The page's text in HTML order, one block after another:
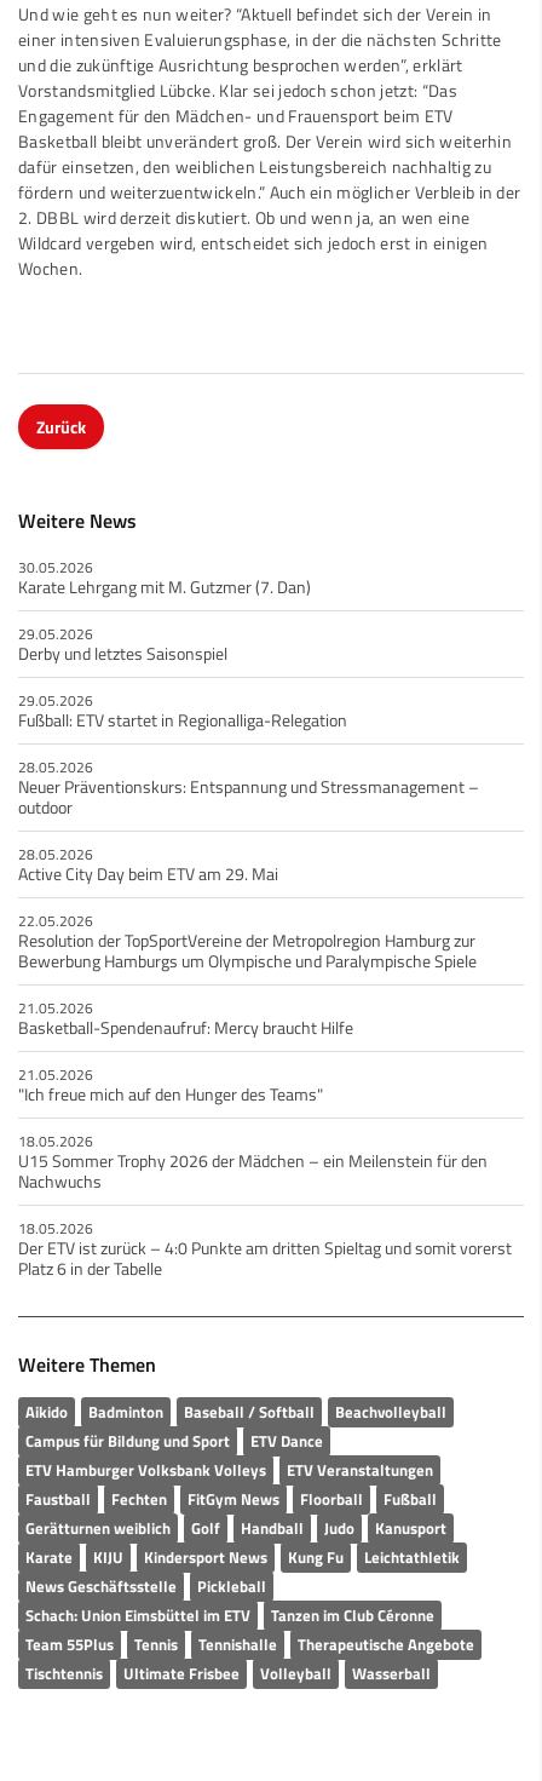
Und wie geht es nun weiter? “Aktuell befindet sich der Verein in
einer intensiven Evaluierungsphase, in der die nächsten Schritte
und die zukünftige Ausrichtung besprochen werden”, erklärt
Vorstandsmitglied Lübcke. Klar sei jedoch schon jetzt: “Das
Engagement für den Mädchen- und Frauensport beim ETV
Basketball bleibt unverändert groß. Der Verein wird sich weiterhin
dafür einsetzen, den weiblichen Leistungsbereich nachhaltig zu
fördern und weiterzuentwickeln.” Auch ein möglicher Verbleib in der
2. DBBL wird derzeit diskutiert. Ob und wenn ja, an wen eine
Wildcard vergeben wird, entscheidet sich jedoch erst in einigen
Wochen.
Zurück
Weitere News
30.05.2026
Karate Lehrgang mit M. Gutzmer (7. Dan)
29.05.2026
Derby und letztes Saisonspiel
29.05.2026
Fußball: ETV startet in Regionalliga-Relegation
28.05.2026
Neuer Präventionskurs: Entspannung und Stressmanagement –
outdoor
28.05.2026
Active City Day beim ETV am 29. Mai
22.05.2026
Resolution der TopSportVereine der Metropolregion Hamburg zur
Bewerbung Hamburgs um Olympische und Paralympische Spiele
21.05.2026
Basketball-Spendenaufruf: Mercy braucht Hilfe
21.05.2026
"Ich freue mich auf den Hunger des Teams"
18.05.2026
U15 Sommer Trophy 2026 der Mädchen – ein Meilenstein für den
Nachwuchs
18.05.2026
Der ETV ist zurück – 4:0 Punkte am dritten Spieltag und somit vorerst
Platz 6 in der Tabelle
Weitere Themen
Aikido Badminton Baseball / Softball
Beachvolleyball
Campus für Bildung und Sport
ETV Dance
ETV Hamburger Volksbank Volleys
ETV Veranstaltungen
Faustball
Fechten FitGym News Floorball
Fußball
Gerätturnen weiblich
Golf Handball Judo
Kanusport
Karate
KIJU Kindersport News Kung Fu
Leichtathletik
News Geschäftsstelle
Pickleball
Schach: Union Eimsbüttel im ETV
Tanzen im Club Céronne
Team 55Plus
Tennis Tennishalle
Therapeutische Angebote
Tischtennis
Ultimate Frisbee Volleyball Wasserball